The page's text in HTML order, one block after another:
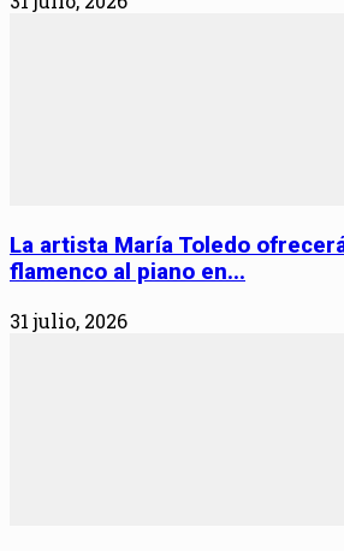
La artista María Toledo
flamenco al piano en...
31 julio, 2026